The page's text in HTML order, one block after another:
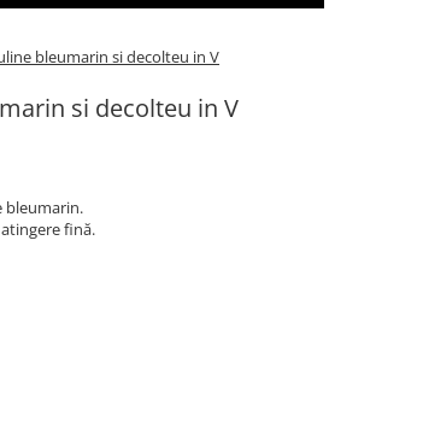
bleumarin si decolteu in V
si decolteu in V
bleumarin.
fină.